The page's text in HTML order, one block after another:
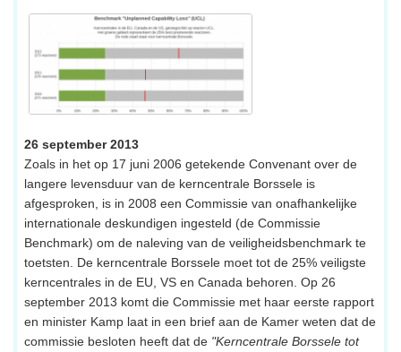
26 september 2013
Zoals in het op 17 juni 2006 getekende Convenant over de
langere levensduur van de kerncentrale Borssele is
afgesproken, is in 2008 een Commissie van onafhankelijke
internationale deskundigen ingesteld (de Commissie
Benchmark) om de naleving van de veiligheidsbenchmark te
toetsten. De kerncentrale Borssele moet tot de 25% veiligste
kerncentrales in de EU, VS en Canada behoren. Op 26
september 2013 komt die Commissie met haar eerste rapport
en minister Kamp laat in een brief aan de Kamer weten dat de
commissie besloten heeft dat de "Kerncentrale Borssele tot